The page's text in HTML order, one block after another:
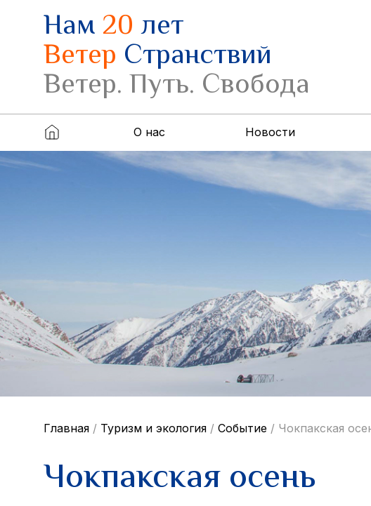
Нам20лет
Ветер Странствий
Ветер. Путь. Свобода
О нас Новости
Главная / Туризм и экология / Событие / Чокпакская
Чокпакская осень